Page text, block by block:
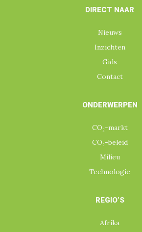
DIRECT NAAR
Nieuws
Inzichten
Gids
Contact
ONDERWERPEN
CO₂-markt
CO₂-beleid
Milieu
Technologie
REGIO’S
Afrika